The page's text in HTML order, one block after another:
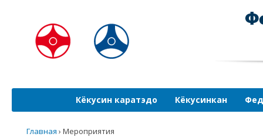
Кёкусин каратэдо Кёкусинкан
Главная › Мероприятия